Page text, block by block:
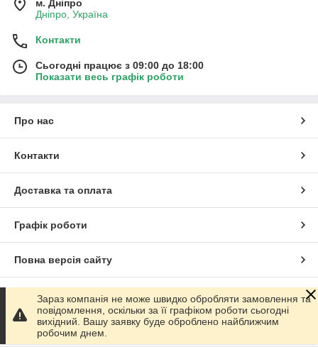
м. Дніпро
Дніпро, Україна
Контакти
Сьогодні працює з 09:00 до 18:00
Показати весь графік роботи
Про нас
Контакти
Доставка та оплата
Графік роботи
Повна версія сайту
Сайт створено на маркетплейсіProm.ua
Політика конфіденційності
Зараз компанія не може швидко обробляти замовлення та
повідомлення, оскільки за її графіком роботи сьогодні
вихідний. Вашу заявку буде оброблено найближчим
робочим днем.